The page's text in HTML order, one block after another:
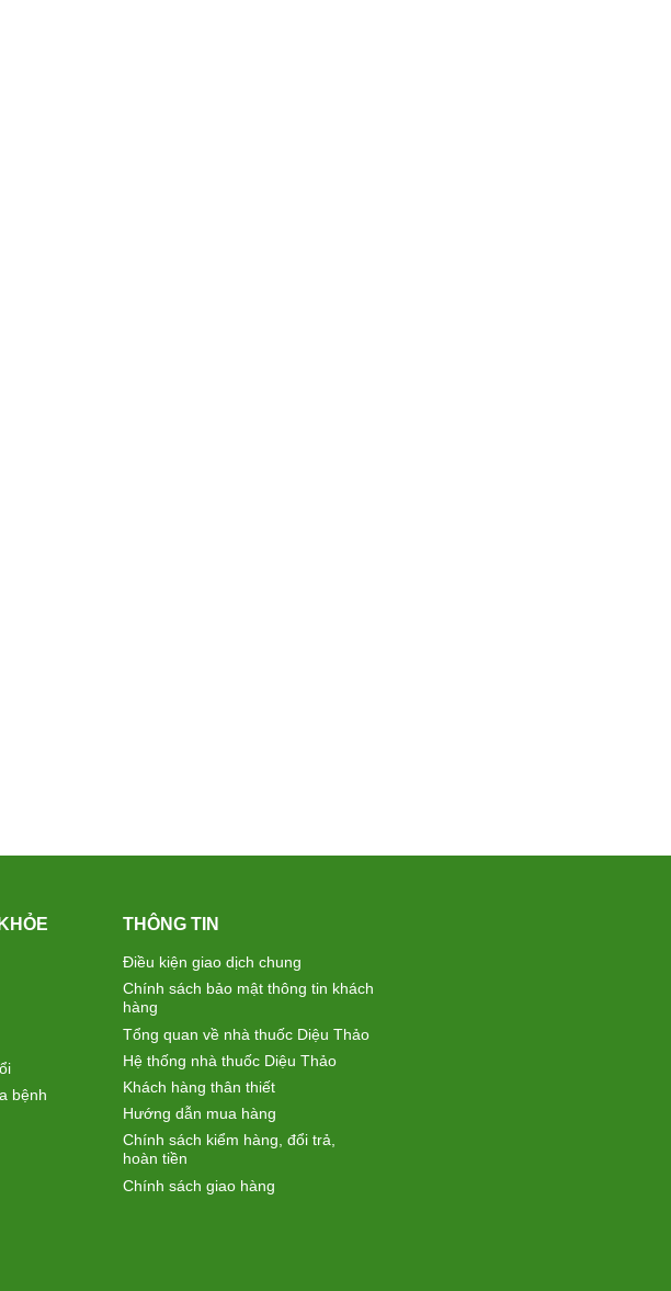
bệnh
THÔNG TIN
Điều kiện giao dịch chung
Chính sách bảo mật thông tin khách
hàng
Tổng quan về nhà thuốc Diệu Thảo
Hệ thống nhà thuốc Diệu Thảo
Khách hàng thân thiết
Hướng dẫn mua hàng
Chính sách kiểm hàng, đổi trả,
hoàn tiền
Chính sách giao hàng